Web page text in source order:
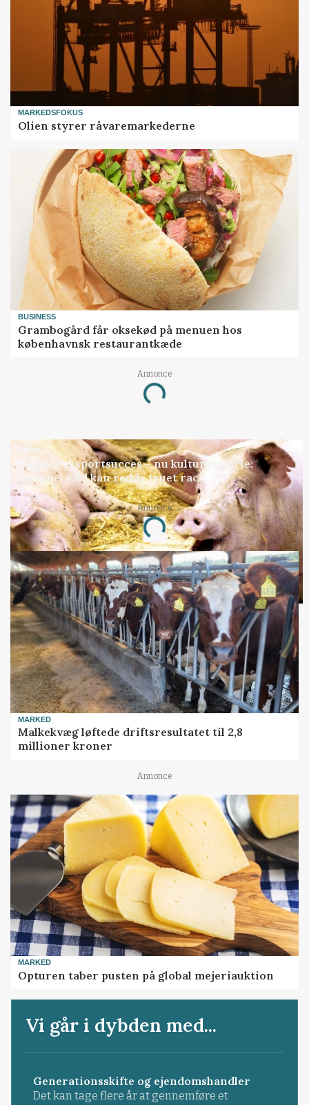
MARKEDSFOKUS
Olien styrer råvaremarkederne
BUSINESS
Grambogård får oksekød på menuen hos
københavnsk restaurantkæde
Annonce
Loading...
GRISE
Engang eksportsucces – nu kulturhistorie:
Gammel sæd kan redde truet race
Annonce
Loading...
MARKED
Malkekvæg løftede driftsresultatet til 2,8
millioner kroner
Annonce
MARKED
Opturen taber pusten på global mejeriauktion
Vi går i dybden med...
Generationsskifte og ejendomshandler
Det kan tage flere år at gennemføre et